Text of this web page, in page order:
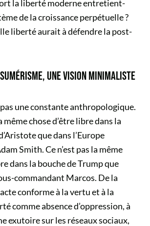
la liberté moderne entretient-
de la croissance perpétuelle ?
liberté aurait à défendre la post-
UNE VISION MINIMALISTE
pas une constante anthropologique.
même chose d’être libre dans la
que dans l’Europe
Smith. Ce n’est pas la même
dans la bouche de Trump que
commandant Marcos. De la
conforme à la vertu et à la
comme absence d’oppression, à
exutoire sur les réseaux sociaux,